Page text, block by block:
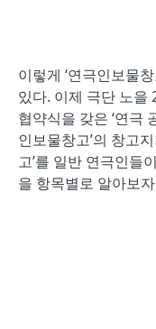
이렇게 ‘연극인보물
있다. 이제 극단 노을
협약식을 갖은 ‘연극
인보물창고’의 창고
고’를 일반 연극인들
을 항목별로 알아보